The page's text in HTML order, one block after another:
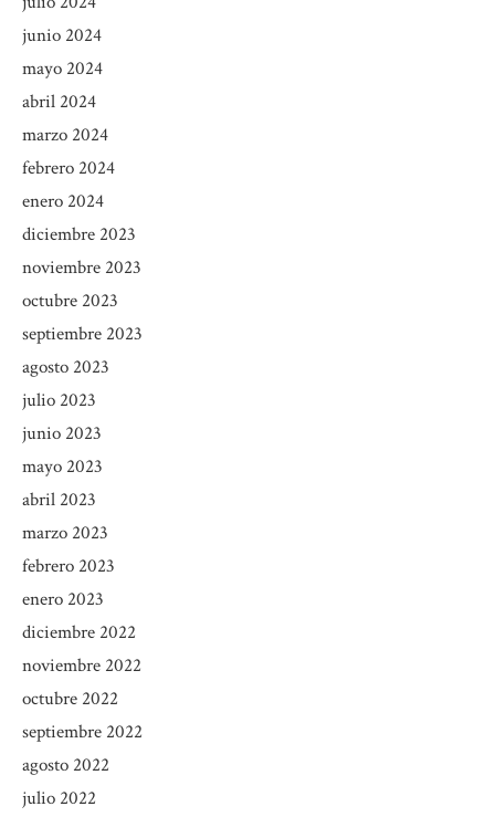
junio 2024
mayo 2024
abril 2024
marzo 2024
febrero 2024
enero 2024
diciembre 2023
noviembre 2023
octubre 2023
septiembre 2023
agosto 2023
julio 2023
junio 2023
mayo 2023
abril 2023
marzo 2023
febrero 2023
enero 2023
diciembre 2022
noviembre 2022
octubre 2022
septiembre 2022
agosto 2022
julio 2022